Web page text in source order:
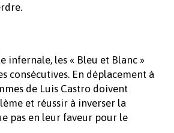
infernale, les « Bleu et Blanc »
consécutives. En déplacement à
de Luis Castro doivent
et réussir à inverser la
pas en leur faveur pour le